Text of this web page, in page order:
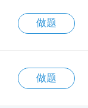
做题
做题